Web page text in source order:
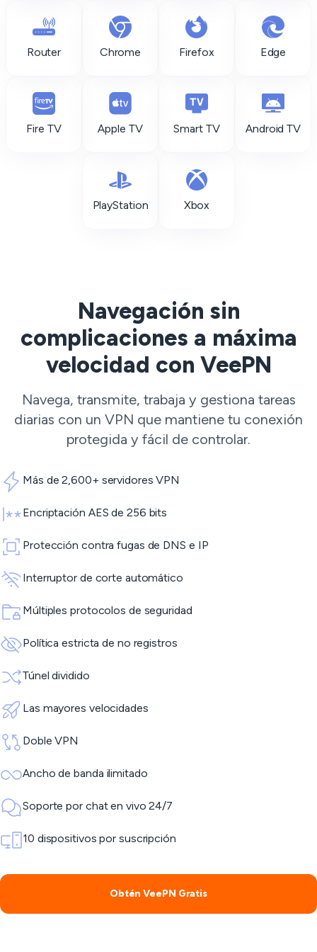
Router Chrome Firefox Edge
Fire TV Apple TV Smart TV Android TV
PlayStation Xbox
Navegación sin
complicaciones a máxima
velocidad con VeePN
Navega, transmite, trabaja y gestiona tareas
diarias con un VPN que mantiene tu conexión
protegida y fácil de controlar.
Más de 2,600+ servidores VPN
Encriptación AES de 256 bits
Protección contra fugas de DNS e IP
Interruptor de corte automático
Múltiples protocolos de seguridad
Política estricta de no registros
Túnel dividido
Las mayores velocidades
Doble VPN
Ancho de banda ilimitado
Soporte por chat en vivo 24/7
10 dispositivos por suscripción
Obtén VeePN Gratis